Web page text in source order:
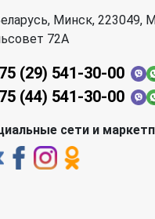
Минск,
72А
(29) 541-30-00
(44) 541-30-00
сети и